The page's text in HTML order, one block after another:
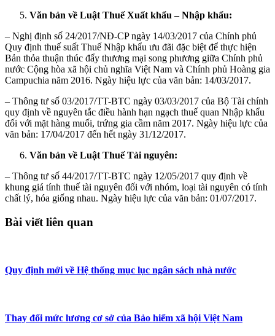
Văn bản về Luật Thuế Xuất khẩu – Nhập khẩu:
– Nghị định số 24/2017/NĐ-CP ngày 14/03/2017 của Chính phủ
Quy định thuế suất Thuế Nhập khẩu ưu đãi đặc biệt để thực hiện
Bản thỏa thuận thúc đẩy thương mại song phương giữa Chính phủ
nước Cộng hòa xã hội chủ nghĩa Việt Nam và Chính phủ Hoàng gia
Campuchia năm 2016. Ngày hiệu lực của văn bản: 14/03/2017.
– Thông tư số 03/2017/TT-BTC ngày 03/03/2017 của Bộ Tài chính
quy định về nguyên tắc điều hành hạn ngạch thuế quan Nhập khẩu
đối với mặt hàng muối, trứng gia cầm năm 2017. Ngày hiệu lực của
văn bản: 17/04/2017 đến hết ngày 31/12/2017.
Văn bản về Luật Thuế Tài nguyên:
– Thông tư số 44/2017/TT-BTC ngày 12/05/2017 quy định về
khung giá tính thuế tài nguyên đối với nhóm, loại tài nguyên có tính
chất lý, hóa giống nhau. Ngày hiệu lực của văn bản: 01/07/2017.
Bài viết liên quan
Quy định mới về Hệ thống mục lục ngân sách nhà nước
Thay đổi mức lương cơ sở của Bảo hiểm xã hội Việt Nam